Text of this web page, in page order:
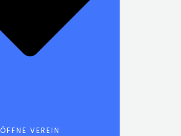
ÖFFNE VEREIN